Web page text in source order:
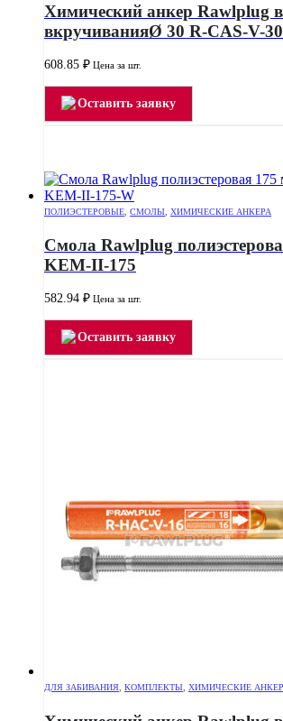
Химический анкер Rawlplug
вкручиванияØ 30 R-CAS-V-30
608.85 ₽ Цена за шт.
Оставить заявку
ПОЛИЭСТЕРОВЫЕ СМОЛЫ ХИМИЧЕСКИЕ АНКЕРА
Смола Rawlplug
KEM-II-175
582.94 ₽ Цена за шт.
Оставить заявку
ДЛЯ ЗАБИВАНИЯ КОМПЛЕКТЫ ХИМИЧЕСКИЕ